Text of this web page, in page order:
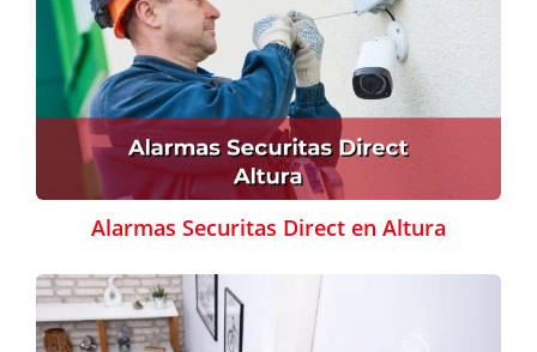
Alarmas Securitas Direct en Altura